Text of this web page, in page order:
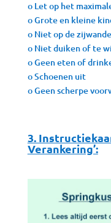
o Let op het
o Grote en kleine
o Niet op de
o Niet duiken of te
o Geen eten of
o Schoenen uit
o Geen scherpe
3.
Verankering’: